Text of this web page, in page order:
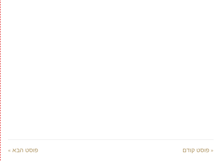
« פוסט קודם פוסט הבא »